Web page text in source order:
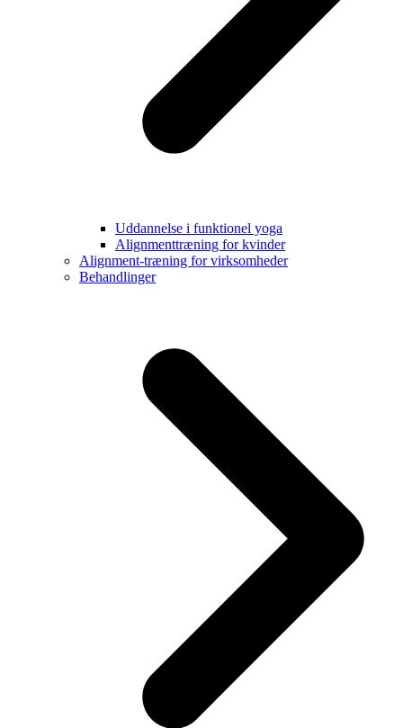
Uddannelse i funktionel yoga
Alignmenttræning for kvinder
Alignment-træning for virksomheder
Behandlinger